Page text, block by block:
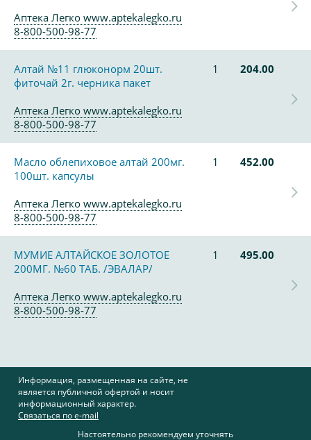
Аптека Легко www.aptekalegko.ru
8-800-500-98-77
Алтай №11 глюконорм 20шт.
фиточай 2г. черника пакет
1 204.00
Аптека Легко www.aptekalegko.ru
8-800-500-98-77
Масло облепиховое алтай 200мг.
100шт. капсулы
1 452.00
Аптека Легко www.aptekalegko.ru
8-800-500-98-77
МУМИЕ АЛТАЙСКОЕ ЗОЛОТОЕ
200МГ. №60 ТАБ. /ЭВАЛАР/
1 495.00
Аптека Легко www.aptekalegko.ru
8-800-500-98-77
Информация, размещенная на сайте, не
является публичной офертой и носит
информационный характер.
Связаться по e-mail
Настоятельно рекомендуем уточнять